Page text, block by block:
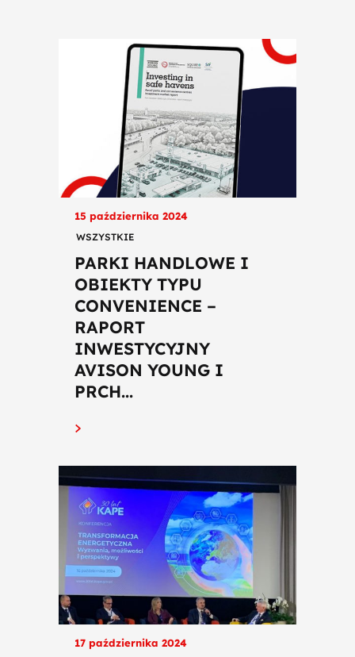
15 października 2024
WSZYSTKIE
PARKI HANDLOWE I
OBIEKTY TYPU
CONVENIENCE –
RAPORT
INWESTYCYJNY
AVISON YOUNG I
PRCH...
17 października 2024